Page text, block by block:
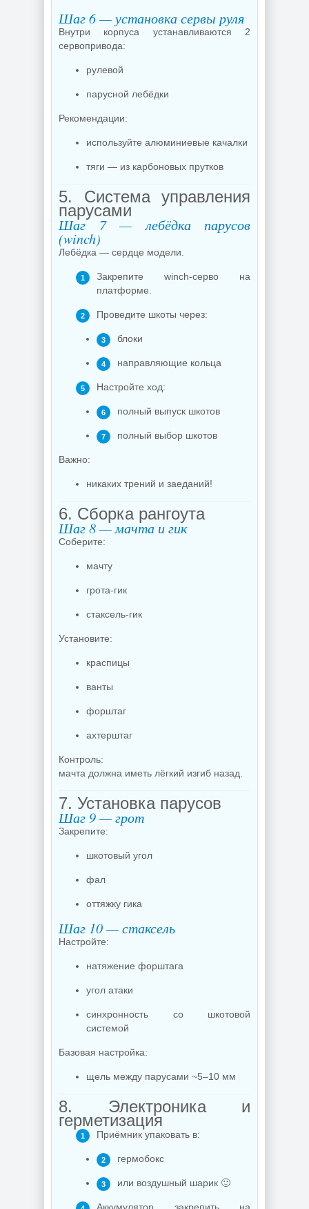
Шаг 6 — установка сервы руля
Внутри корпуса устанавливаются 2
сервопривода:
рулевой
парусной лебёдки
Рекомендации:
используйте алюминиевые качалки
тяги — из карбоновых прутков
5. Система управления
парусами
Шаг 7 — лебёдка парусов
(winch)
Лебёдка — сердце модели.
Закрепите winch-серво на
платформе.
Проведите шкоты через:
блоки
направляющие кольца
Настройте ход:
полный выпуск шкотов
полный выбор шкотов
Важно:
никаких трений и заеданий!
6. Сборка рангоута
Шаг 8 — мачта и гик
Соберите:
мачту
грота-гик
стаксель-гик
Установите:
краспицы
ванты
форштаг
ахтерштаг
Контроль:
мачта должна иметь лёгкий изгиб назад.
7. Установка парусов
Шаг 9 — грот
Закрепите:
шкотовый угол
фал
оттяжку гика
Шаг 10 — стаксель
Настройте:
натяжение форштага
угол атаки
синхронность со шкотовой
системой
Базовая настройка:
щель между парусами ~5–10 мм
8. Электроника и
герметизация
Приёмник упаковать в:
гермобокс
или воздушный шарик 🙂